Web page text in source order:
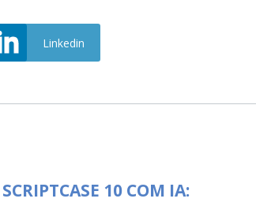
Linkedin
SCRIPTCASE 10 COM IA: